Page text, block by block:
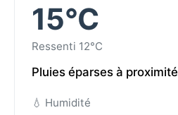
15°C
Ressenti 12°C
Pluies éparses à proximité
💧 Humidité